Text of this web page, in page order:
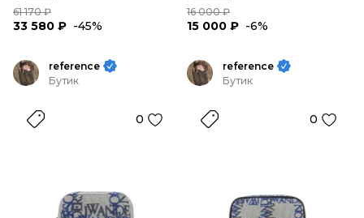
61 170 ₽
33 580 ₽ -45%
16 000 ₽
15 000 ₽ -6%
reference
Бутик
0
reference
Бутик
0